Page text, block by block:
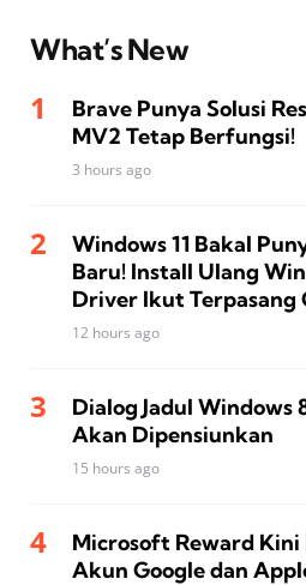
What’s New
Brave Punya Solusi
MV2 Tetap Berfungsi!
3 hours ago
Windows 11 Bakal
Baru! Install Ulang
Driver Ikut Terpasang
12 hours ago
Dialog Jadul Windows
Akan Dipensiunkan
15 hours ago
Microsoft Reward Kini
Akun Google dan